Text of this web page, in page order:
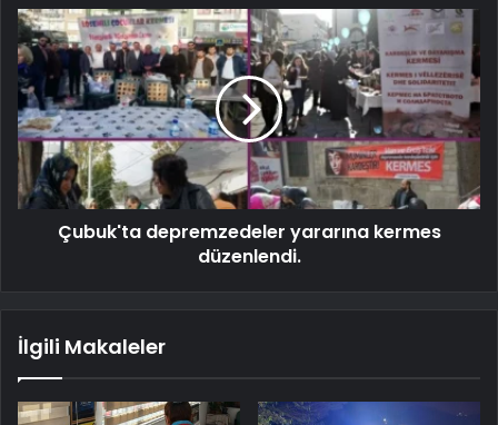
Çubuk'ta depremzedeler yararına kermes
düzenlendi.
İlgili Makaleler